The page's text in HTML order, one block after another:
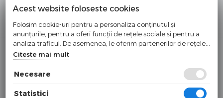
Categorii
Cumparati cu incredere
Checkout securizat de Netopia
×
Acest website foloseste cookies
Folosim cookie-uri pentru a personaliza conținutul și
anunțurile, pentru a oferi funcții de rețele sociale și pentru a
analiza traficul. De asemenea, le oferim partenerilor de rețele
sociale, de publicitate și de analize informații cu privire la
modul în care folosiți site-ul nostru. Aceștia le pot combina cu
alte informații oferite de dvs. sau culese în urma folosirii
Citeste mai mult
Necesare
Statistici